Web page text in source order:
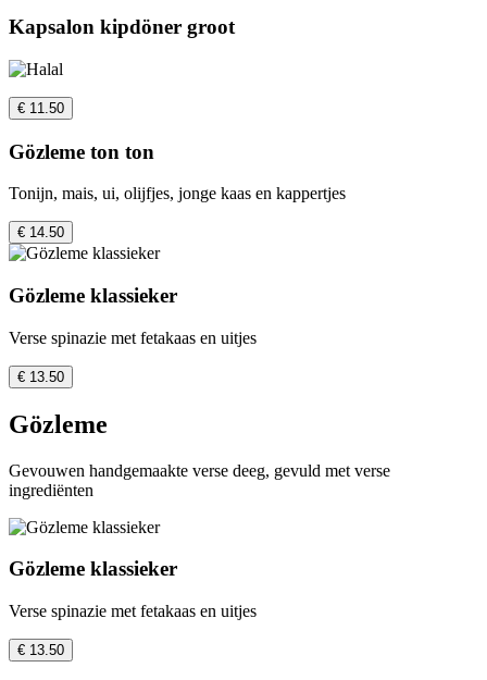
Kapsalon kipdöner groot
€ 11.50
Gözleme ton ton
Tonijn, mais, ui, olijfjes, jonge kaas en kappertjes
€ 14.50
Gözleme klassieker
Verse spinazie met fetakaas en uitjes
€ 13.50
Gözleme
Gevouwen handgemaakte verse deeg, gevuld met verse
ingrediënten
Gözleme klassieker
Verse spinazie met fetakaas en uitjes
€ 13.50